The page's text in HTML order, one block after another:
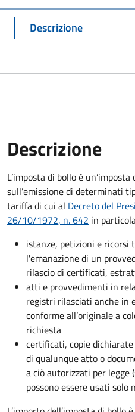
Descrizione
Descrizione
L’imposta di bollo è
sull’emissione di determinati
tariffa di cui al Decreto del
26/10/1972, n. 642 in
istanze, petizioni e ricorsi
l'emanazione di un
rilascio di certificati,
atti e provvedimenti in
registri rilasciati anche in
conforme all’originale a
richiesta
certificati, copie
di qualunque atto o
a ciò autorizzati per
possono essere usati